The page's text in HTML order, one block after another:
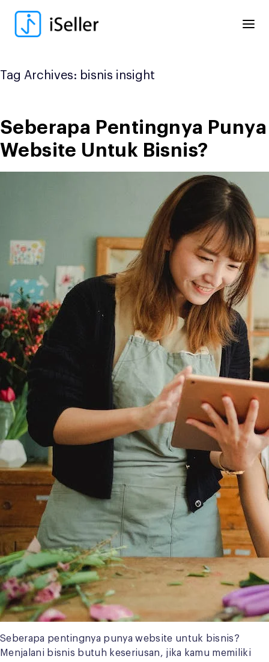
content
Tag Archives: bisnis insight
Seberapa Pentingnya Punya
Website Untuk Bisnis?
Seberapa pentingnya punya website untuk bisnis?
Menjalani bisnis butuh keseriusan, jika kamu memiliki